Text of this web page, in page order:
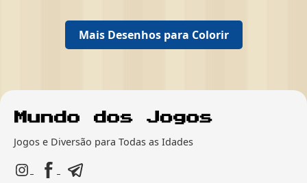
Mais Desenhos para Colorir
Jogos e Diversão para Todas as Idades